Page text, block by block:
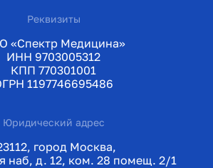
Реквизиты
«Спектр Медицина»
ИНН 9703005312
КПП 770301001
1197746695486
Юридический адрес
город Москва,
наб, д. 12, ком. 28 помещ. 2/1